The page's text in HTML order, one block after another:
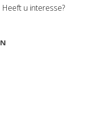
Heeft u interesse?